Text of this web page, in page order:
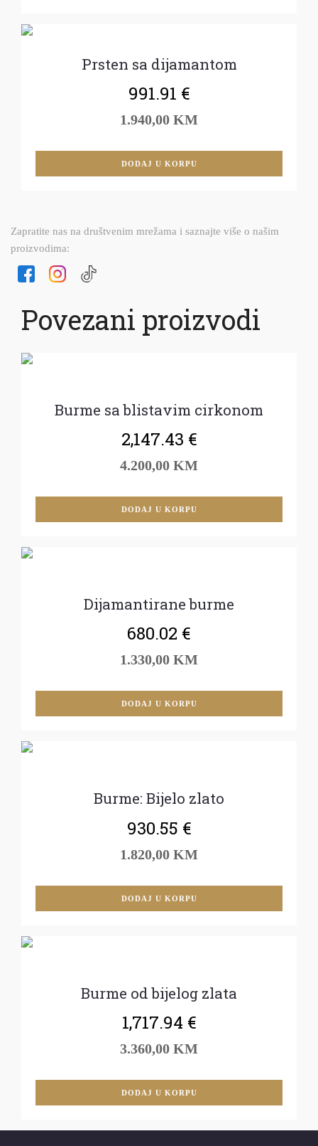
Prsten sa dijamantom
991.91 €
1.940,00 KM
DODAJ U KORPU
Zapratite nas na društvenim mrežama i saznajte više o našim
proizvodima:
Povezani proizvodi
Burme sa blistavim cirkonom
2,147.43 €
4.200,00 KM
DODAJ U KORPU
Dijamantirane burme
680.02 €
1.330,00 KM
DODAJ U KORPU
Burme: Bijelo zlato
930.55 €
1.820,00 KM
DODAJ U KORPU
Burme od bijelog zlata
1,717.94 €
3.360,00 KM
DODAJ U KORPU